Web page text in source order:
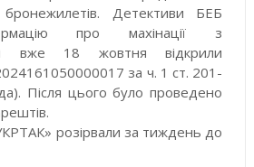
Детективи БЕБ
про махінації з
і вже 18 жовтня відкрили
за ч. 1 ст. 201-
Після цього було проведено
розірвали за тиждень до